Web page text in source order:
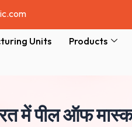
Units Products
में पील ऑफ मास्क